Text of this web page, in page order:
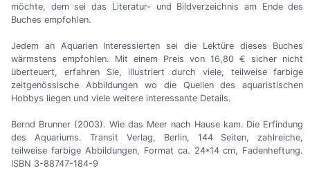
möchte, dem sei das Literatur- und Bildverzeichnis am Ende des
Buches empfohlen.
Jedem an Aquarien Interessierten sei die Lektüre dieses Buches
wärmstens empfohlen. Mit einem Preis von 16,80 € sicher nicht
überteuert, erfahren Sie, illustriert durch viele, teilweise farbige
zeitgenössische Abbildungen wo die Quellen des aquaristischen
Hobbys liegen und viele weitere interessante Details.
Bernd Brunner (2003). Wie das Meer nach Hause kam. Die Erfindung
des Aquariums. Transit Verlag, Berlin, 144 Seiten, zahlreiche,
teilweise farbige Abbildungen, Format ca. 24*14 cm, Fadenheftung.
ISBN 3-88747-184-9